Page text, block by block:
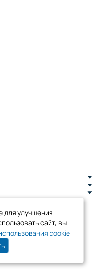
д. 8
для улучшения
сайт, вы
cookie